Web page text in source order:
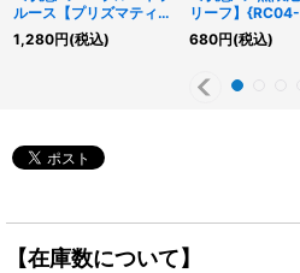
ルース【プリズマティッ
クシークレット】
{WPP7-JP019}《リン
1,280円(税込)
リーフ】{RC04-
JP076}《罠》
680円(税込)
【在庫数について】